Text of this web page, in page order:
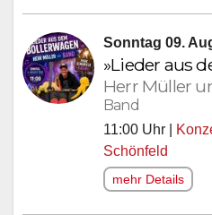
Sonntag 09.
»Lieder aus
Herr Müller
Band
11:00 Uhr |
Schönfeld
mehr Details